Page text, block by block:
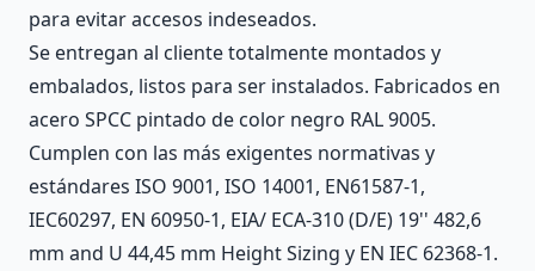
para evitar accesos indeseados.
Se entregan al cliente totalmente montados y
embalados, listos para ser instalados. Fabricados en
acero SPCC pintado de color negro RAL 9005.
Cumplen con las más exigentes normativas y
estándares ISO 9001, ISO 14001, EN61587-1,
IEC60297, EN 60950-1, EIA/ ECA-310 (D/E) 19'' 482,6
mm and U 44,45 mm Height Sizing y EN IEC 62368-1.